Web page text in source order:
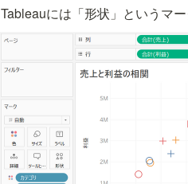
Tableauには「形状」というマ